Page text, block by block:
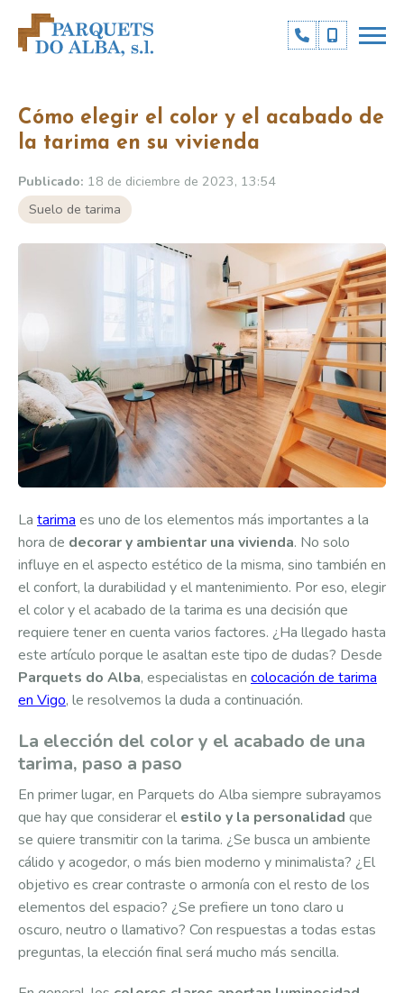
Cómo elegir el color y el acabado de
la tarima en su vivienda
Publicado: 18 de diciembre de 2023, 13:54
Suelo de tarima
La tarima es uno de los elementos más importantes a la
hora de decorar y ambientar una vivienda. No solo
influye en el aspecto estético de la misma, sino también en
el confort, la durabilidad y el mantenimiento. Por eso, elegir
el color y el acabado de la tarima es una decisión que
requiere tener en cuenta varios factores. ¿Ha llegado hasta
este artículo porque le asaltan este tipo de dudas? Desde
Parquets do Alba, especialistas en colocación de tarima
en Vigo, le resolvemos la duda a continuación.
La elección del color y el acabado de una
tarima, paso a paso
En primer lugar, en Parquets do Alba siempre subrayamos
que hay que considerar el estilo y la personalidad que
se quiere transmitir con la tarima. ¿Se busca un ambiente
cálido y acogedor, o más bien moderno y minimalista? ¿El
objetivo es crear contraste o armonía con el resto de los
elementos del espacio? ¿Se prefiere un tono claro u
oscuro, neutro o llamativo? Con respuestas a todas estas
preguntas, la elección final será mucho más sencilla.